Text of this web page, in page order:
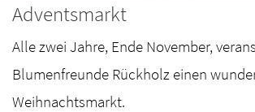
Adventsmarkt
Alle zwei Jahre, Ende November,
Blumenfreunde Rückholz einen
Weihnachtsmarkt.